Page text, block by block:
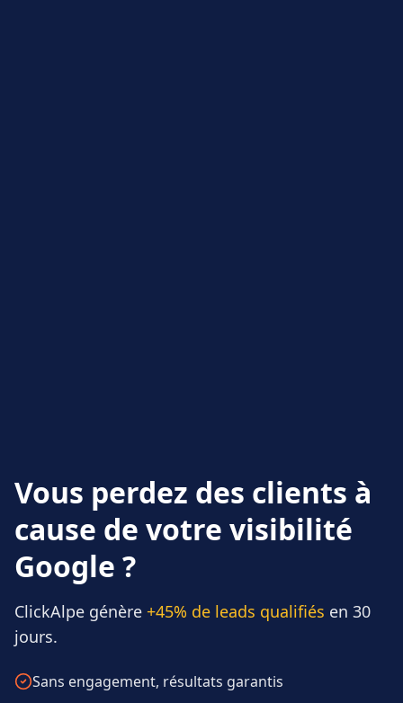
Vous perdez des clients à
cause de votre visibilité
Google ?
ClickAlpe génère +45% de leads qualifiés en 30
jours.
Sans engagement, résultats garantis